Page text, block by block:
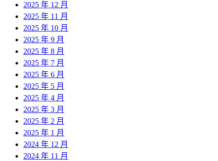
2025 年 12 月
2025 年 11 月
2025 年 10 月
2025 年 9 月
2025 年 8 月
2025 年 7 月
2025 年 6 月
2025 年 5 月
2025 年 4 月
2025 年 3 月
2025 年 2 月
2025 年 1 月
2024 年 12 月
2024 年 11 月